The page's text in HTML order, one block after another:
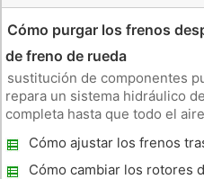
Cómo purgar los frenos
de freno de rueda
sustitución de componentes
repara un sistema hidráulico
completa hasta que todo el
punto en el sistema
Cómo ajustar los frenos
Honda Accord 1999
Cómo cambiar los rotores